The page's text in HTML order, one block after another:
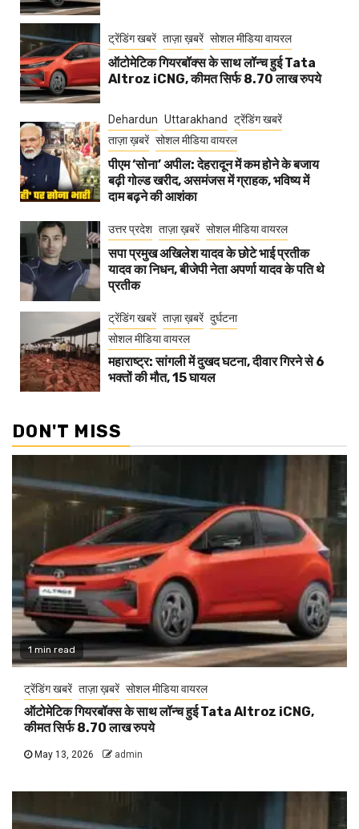
ट्रेंडिंग खबरें ताज़ा ख़बरें सोशल मीडिया वायरल
ऑटोमेटिक गियरबॉक्स के साथ लॉन्च हुई Tata
Altroz iCNG, कीमत सिर्फ 8.70 लाख रुपये
Dehardun Uttarakhand
ट्रेंडिंग खबरें
ताज़ा ख़बरें सोशल मीडिया वायरल
पीएम ‘सोना’ अपील: देहरादून में कम होने के बजाय
बढ़ी गोल्ड खरीद, असमंजस में ग्राहक, भविष्य में
दाम बढ़ने की आशंका
उत्तर प्रदेश ताज़ा ख़बरें सोशल मीडिया वायरल
सपा प्रमुख अखिलेश यादव के छोटे भाई प्रतीक
यादव का निधन, बीजेपी नेता अपर्णा यादव के पति थे
प्रतीक
ट्रेंडिंग खबरें ताज़ा ख़बरें दुर्घटना
सोशल मीडिया वायरल
महाराष्ट्र: सांगली में दुखद घटना, दीवार गिरने से 6
भक्तों की मौत, 15 घायल
DON'T MISS
1 min read
ट्रेंडिंग खबरें ताज़ा ख़बरें सोशल मीडिया वायरल
ऑटोमेटिक गियरबॉक्स के साथ लॉन्च हुई Tata Altroz iCNG,
कीमत सिर्फ 8.70 लाख रुपये
May 13, 2026 admin